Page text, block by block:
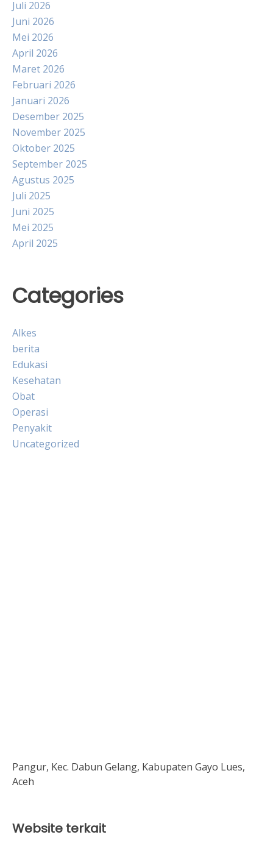
Juli 2026
Juni 2026
Mei 2026
April 2026
Maret 2026
Februari 2026
Januari 2026
Desember 2025
November 2025
Oktober 2025
September 2025
Agustus 2025
Juli 2025
Juni 2025
Mei 2025
April 2025
Categories
Alkes
berita
Edukasi
Kesehatan
Obat
Operasi
Penyakit
Uncategorized
Pangur, Kec. Dabun Gelang, Kabupaten Gayo Lues,
Aceh
Website terkait